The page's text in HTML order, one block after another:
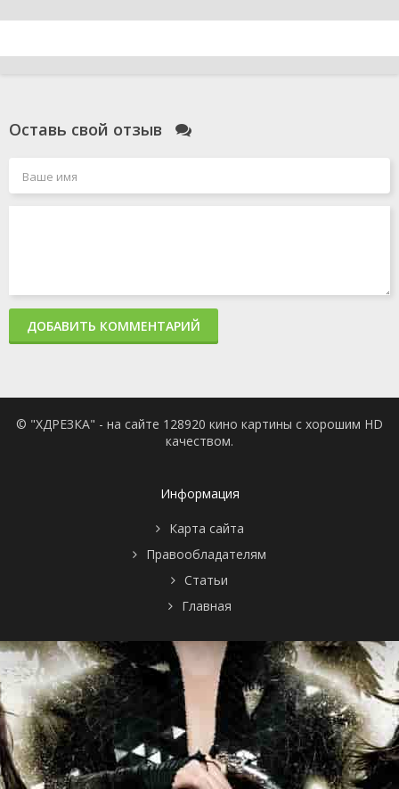
Оставь свой отзыв
ДОБАВИТЬ КОММЕНТАРИЙ
© "ХДРЕЗКА" - на сайте 128920 кино картины с хорошим HD
качеством.
Информация
Карта сайта
Правообладателям
Статьи
Главная